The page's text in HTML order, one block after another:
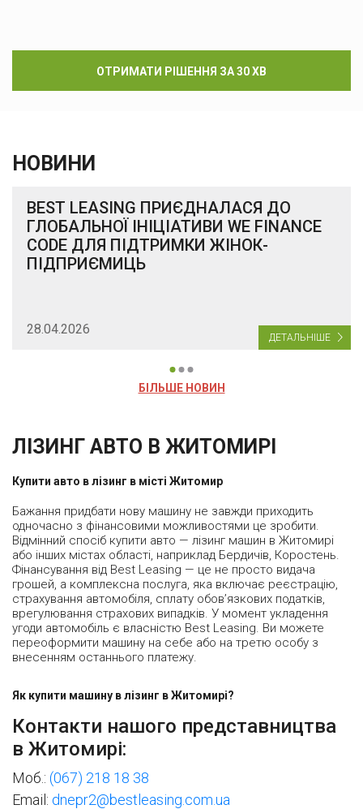
ОТРИМАТИ РІШЕННЯ ЗА 30 ХВ
НОВИНИ
BEST LEASING ПРИЄДНАЛАСЯ ДО
ГЛОБАЛЬНОЇ ІНІЦІАТИВИ WE FINANCE
CODE ДЛЯ ПІДТРИМКИ ЖІНОК-
ПІДПРИЄМИЦЬ
28.04.2026
ДЕТАЛЬНІШЕ
БІЛЬШЕ НОВИН
ЛІЗИНГ АВТО В ЖИТОМИРІ
Купити авто в лізинг в місті Житомир
Бажання придбати нову машину не завжди приходить
одночасно з фінансовими можливостями це зробити.
Відмінний спосіб купити авто — лізинг машин в Житомирі
або інших містах області, наприклад Бердичів, Коростень.
Фінансування від Best Leasing — це не просто видача
грошей, а комплексна послуга, яка включає реєстрацію,
страхування автомобіля, сплату обов’язкових податків,
врегулювання страхових випадків. У момент укладення
угоди автомобіль є власністю Best Leasing. Ви можете
переоформити машину на себе або на третю особу з
внесенням останнього платежу.
Як купити машину в лізинг в Житомирі?
Контакти нашого представництва
в Житомирі:
Моб.: (067) 218 18 38
Email: dnepr2@bestleasing.com.ua